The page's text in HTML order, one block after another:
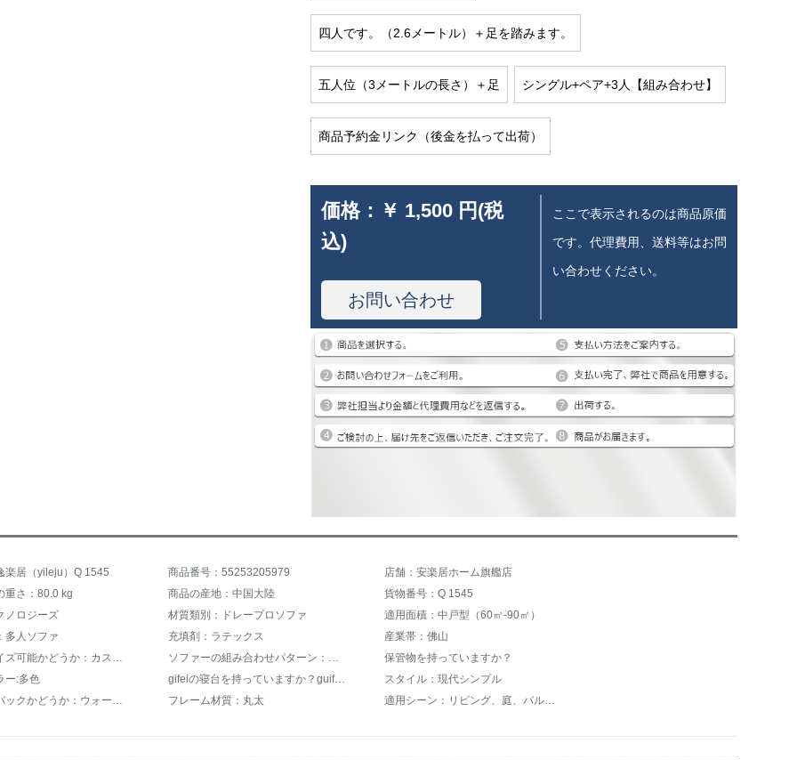
四人です。（2.6メートル）＋足を踏みます。
五人位（3メートルの長さ）＋足 シングル+ペア+3人【組み合わせ】
商品予約金リンク（後金を払って出荷）
価格： ￥ 1,500 円(税
込)
お問い合わせ
ここで表示されるのは商品原価
です。代理費用、送料等はお問
い合わせください。
楽居（yileju）Q 1545 商品番号：55253205979
店舗：安楽居ホーム旗艦店
重さ：80.0 kg
商品の産地：中国大陸
貨物番号：Q 1545
ノロジーズ
材質類別：ドレープロソファ
適用面積：中戸型（60㎡-90㎡）
多人ソファ
充填剤：ラテックス
産業帯：佛山
カスタマイズ可能かどうか：カスタマイズ可能
ソファーの組み合わせパターン：一文字型
保管物を持っていますか？
ー:多色
gifeiの寝台を持っていますか？guifの寝台は持っていません。
スタイル：現代シンプル
ウォークバックかどうか：ウォーウォーウォーカー
フレーム材質：丸太 適用シーン：リビング、庭、バルコニー